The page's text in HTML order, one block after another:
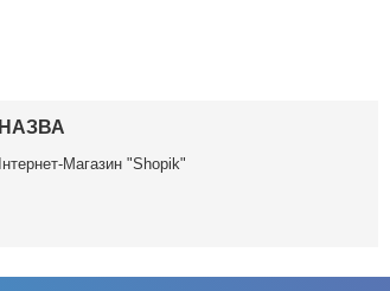
НАЗВА
Інтернет-Магазин "Shopik"